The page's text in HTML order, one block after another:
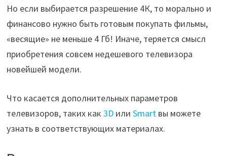
Но если выбирается разрешение 4К, то морально и
финансово нужно быть готовым покупать фильмы,
«весящие» не меньше 4 Гб! Иначе, теряется смысл
приобретения совсем недешевого телевизора
новейшей модели.
Что касается дополнительных параметров
телевизоров, таких как 3Dили Smartвы можете
узнать в соответствующих материалах.